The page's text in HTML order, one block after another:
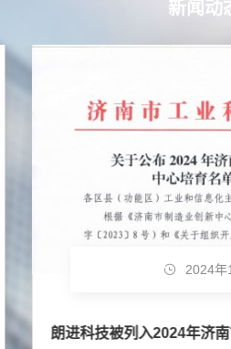
新闻动
2024年10
朗进科技被列入2024年济南